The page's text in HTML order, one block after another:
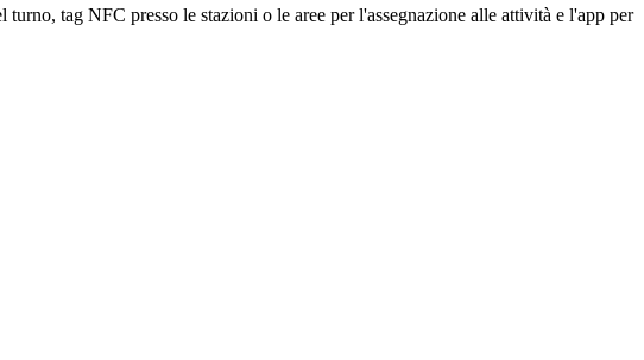
tag NFC presso le stazioni o le aree per l'assegnazione alle attività e l'app per